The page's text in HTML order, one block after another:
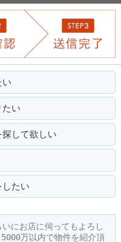
い
たい
して欲しい
したい